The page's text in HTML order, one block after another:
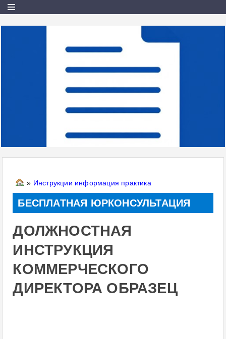
» Инструкции информация практика
БЕСПЛАТНАЯ ЮРКОНСУЛЬТАЦИЯ
ДОЛЖНОСТНАЯ
ИНСТРУКЦИЯ
КОММЕРЧЕСКОГО
ДИРЕКТОРА ОБРАЗЕЦ